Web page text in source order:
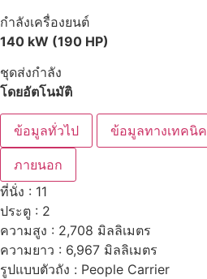
กำลังเครื่องยนต์
140 kW (190 HP)
ชุดส่งกำลัง
โดยอัตโนมัติ
ข้อมูลทั่วไป ข้อมูลทางเทคนิค
ภายนอก
ที่นั่ง : 11
ประตู : 2
ความสูง : 2,708 มิลลิเมตร
ความยาว : 6,967 มิลลิเมตร
รูปแบบตัวถัง : People Carrier